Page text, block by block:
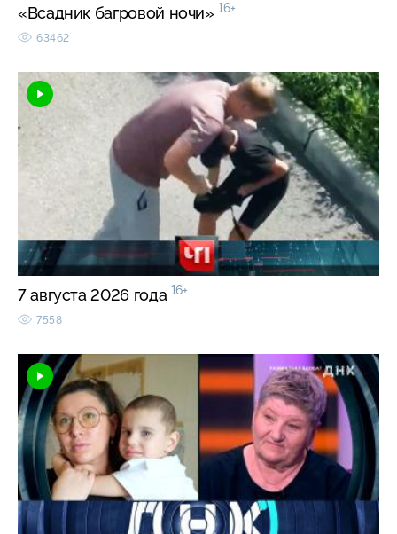
«Всадник багровой ночи» 16+
63462
7 августа 2026 года 16+
7558